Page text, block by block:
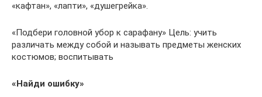
«кафтан», «лапти», «душегрейка».
«Подбери головной убор к сарафану» Цель: учить
различать между собой и называть предметы женских
костюмов; воспитывать
«Найди ошибку»